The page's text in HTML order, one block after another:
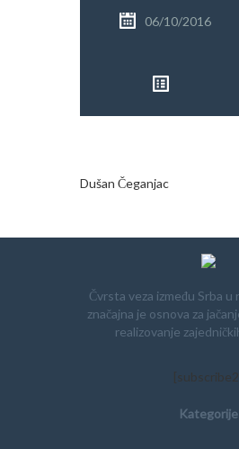
06/10/2016
Dušan Čeganjac
Čvrsta veza između Srba u
značajna je osnova za
realizovanje
Kategorije